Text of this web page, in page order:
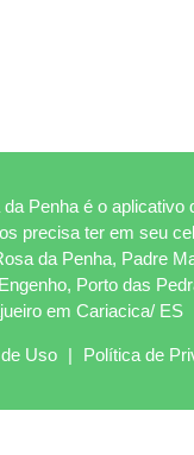
Penha é o aplicativo
precisa ter em seu
da Penha, Padre
Porto das
em Cariacica/ ES
Uso | Política de